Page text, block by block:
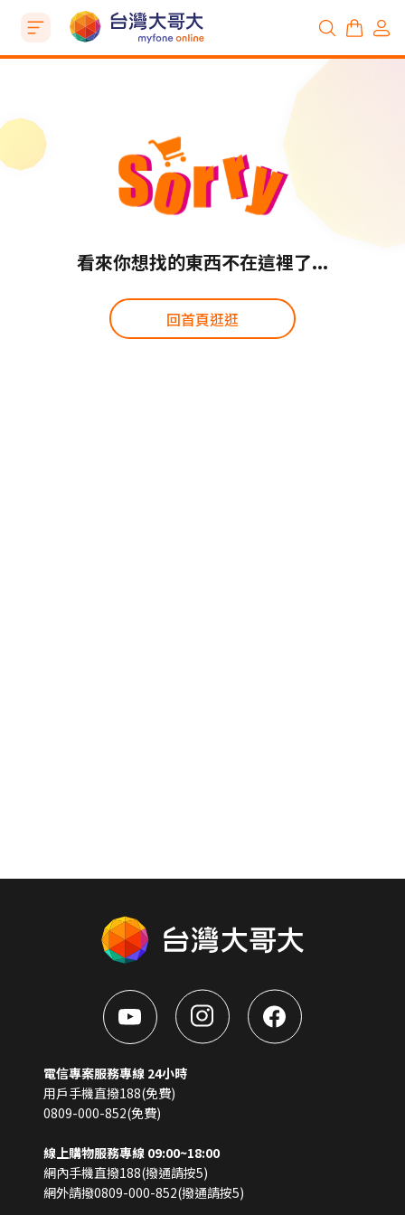
看來你想找的東西不在這裡了...
回首頁逛逛
電信專案服務專線 24小時
用戶手機直撥188(免費)
0809-000-852(免費)
線上購物服務專線 09:00~18:00
網內手機直撥188(撥通請按5)
網外請撥0809-000-852(撥通請按5)